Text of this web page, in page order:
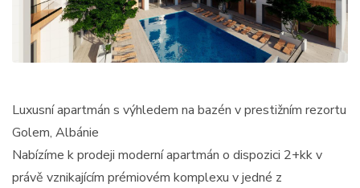
Luxusní apartmán s výhledem na bazén v prestižním rezortu
Golem, Albánie
Nabízíme k prodeji moderní apartmán o dispozici 2+kk v
právě vznikajícím prémiovém komplexu v jedné z